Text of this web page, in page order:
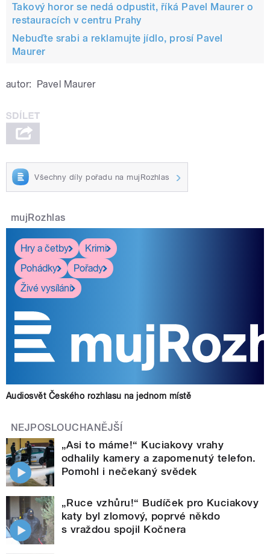
Takový horor se nedá odpustit, říká Pavel Maurer o
restauracích v centru Prahy
Nebuďte srabi a reklamujte jídlo, prosí Pavel
Maurer
autor: Pavel Maurer
Všechny díly pořadu na mujRozhlas
mujRozhlas
Hry a četby
Krimi
Pohádky
Pořady
Živé vysílání
Audiosvět Českého rozhlasu na jednom místě
NEJPOSLOUCHANĚJŠÍ
„Asi to máme!“ Kuciakovy vrahy
odhalily kamery a zapomenutý telefon.
Pomohl i nečekaný svědek
„Ruce vzhůru!“ Budíček pro Kuciakovy
katy byl zlomový, poprvé někdo
s vraždou spojil Kočnera